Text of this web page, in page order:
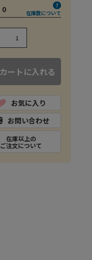
0 在庫数について
カートに入れる
お気に入り
お問い合わせ
在庫以上の
ご注文について